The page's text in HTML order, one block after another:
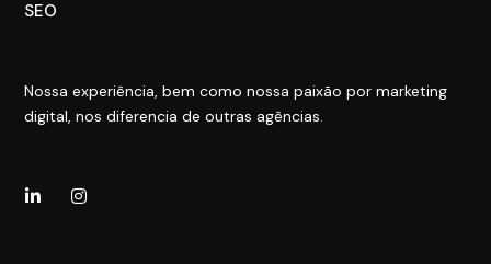
SEO
Nossa experiência, bem como nossa paixão por marketing
digital, nos diferencia de outras agências.